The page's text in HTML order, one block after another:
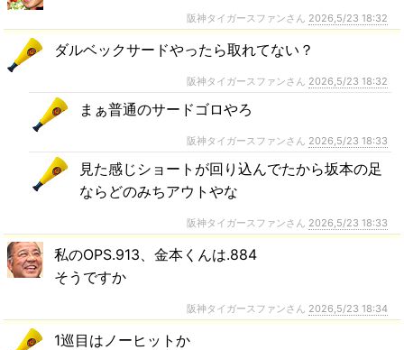
阪神タイガースファンさん 2026,5/23 18:32
ダルベックサードやったら取れてない？
阪神タイガースファンさん 2026,5/23 18:32
まぁ普通のサードゴロやろ
阪神タイガースファンさん 2026,5/23 18:33
見た感じショートが回り込んでたから坂本の足
ならどのみちアウトやな
阪神タイガースファンさん 2026,5/23 18:33
私のOPS.913、金本くんは.884
そうですか
阪神タイガースファンさん 2026,5/23 18:34
1巡目はノーヒットか